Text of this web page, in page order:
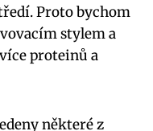
Proto bychom‍
stylem a
proteinů a
některé z